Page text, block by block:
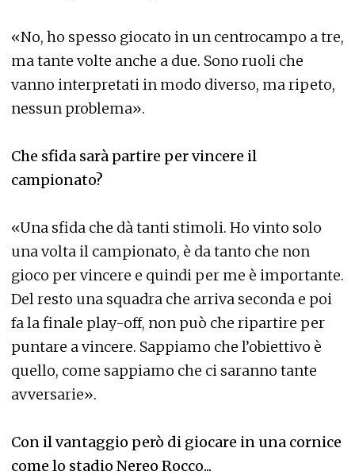
«No, ho spesso giocato in un centrocampo a tre,
ma tante volte anche a due. Sono ruoli che
vanno interpretati in modo diverso, ma ripeto,
nessun problema».
Che sfida sarà partire per vincere il
campionato?
«Una sfida che dà tanti stimoli. Ho vinto solo
una volta il campionato, è da tanto che non
gioco per vincere e quindi per me è importante.
Del resto una squadra che arriva seconda e poi
fa la finale play-off, non può che ripartire per
puntare a vincere. Sappiamo che l’obiettivo è
quello, come sappiamo che ci saranno tante
avversarie».
Con il vantaggio però di giocare in una cornice
come lo stadio Nereo Rocco...